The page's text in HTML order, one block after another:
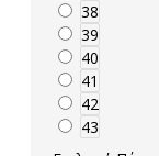
38
39
40
41
42
43